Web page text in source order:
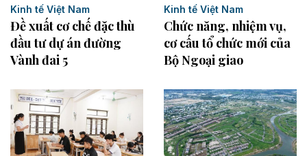
Kinh tế Việt Nam
Đề xuất cơ chế đặc thù
đầu tư dự án đường
Vành đai 5
Kinh tế Việt Nam
Chức năng, nhiệm vụ,
cơ cấu tổ chức mới của
Bộ Ngoại giao